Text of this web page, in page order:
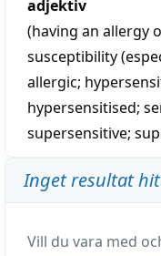
adjektiv
(having an allergy
susceptibility
allergic;
hypersensitised;
supersensitive;
Inget resultat
Vill du vara med